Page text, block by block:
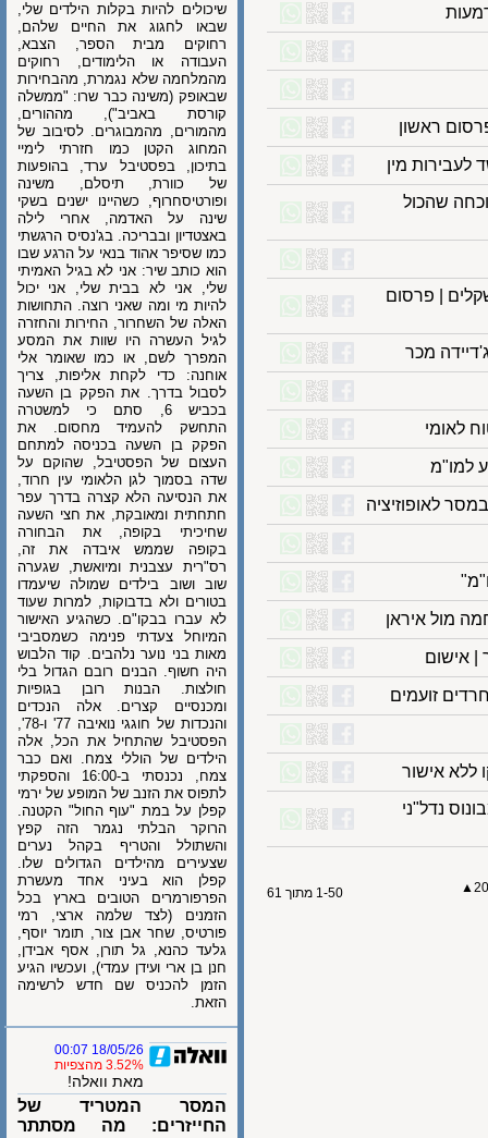
מין
שהכול
| פרסום
מכר
לאופוזיציה
מול איראן
זועמים
אישור
נדל"ני
1-50 מתוך 61
שיכולים להיות בקלות הילדים שלי,
שבאו לחגוג את החיים שלהם,
רחוקים מבית הספר, הצבא,
העבודה או הלימודים, רחוקים
מהמלחמה שלא נגמרת, מהבחירות
שבאופק (משינה כבר שרו: "ממשלה
קורסת באביב"), מההורים,
מהמורים, מהמבוגרים. לסיבוב של
המחוג הקטן כמו חזרתי לימיי
בתיכון, בפסטיבל ערד, בהופעות
של כוורת, תיסלם, משינה
ופורטיסחרוף, כשהיינו ישנים בשקי
שינה על האדמה, אחרי לילה
באצטדיון ובבריכה. בג'נסיס הרגשתי
כמו שסיפר אהוד בנאי על הרגע שבו
הוא כותב שיר: אני לא בגיל האמיתי
שלי, אני לא בבית שלי, אני יכול
להיות מי ומה שאני רוצה. התחושות
האלה של השחרור, החירות והחזרה
לגיל העשרה היו שוות את המסע
המפרך לשם, או כמו שאומר אלי
אוחנה: כדי לקחת אליפות, צריך
לסבול בדרך. את הפקק בן השעה
בכביש 6, סתם כי למשטרה
התחשק להעמיד מחסום. את
הפקק בן השעה בכניסה למתחם
העצום של הפסטיבל, שהוקם על
שדה בסמוך לגן הלאומי עין חרוד,
את הנסיעה הלא קצרה בדרך עפר
חתחתית ומאובקת, את חצי השעה
שחיכיתי בקופה, את הבחורה
בקופה שממש איבדה את זה,
רס"רית עצבנית ומיואשת, שגערה
שוב ושוב בילדים שמולה שיעמדו
בטורים ולא בדבוקות, למרות שעוד
לא עברו בבקו"ם. כשהגיע האישור
המיוחל צעדתי פנימה כשמסביבי
מאות בני נוער נלהבים. קוד הלבוש
היה חשוף. הבנים רובם הגדול בלי
חולצות. הבנות רובן בגופיות
ומכנסיים קצרים. אלה הנכדים
והנכדות של חוגגי נואיבה 77' ו-78',
הפסטיבל שהתחיל את הכל, אלה
הילדים של הוללי צמח. ואם כבר
צמח, נכנסתי ב-16:00 והספקתי
לתפוס את הזנב של המופע של ירמי
קפלן על במת "עוף החול" הקטנה.
הרוקר הבלתי נגמר הזה קפץ
והשתולל והטריף בקהל נערים
שצעירים מהילדים הגדולים שלו.
קפלן הוא בעיני אחד מעשרת
הפרפורמרים הטובים בארץ בכל
הזמנים (לצד שלמה ארצי, רמי
פורטיס, שחר אבן צור, תומר יוסף,
גלעד כהנא, גל תורן, אסף אבידן,
חנן בן ארי ועידן עמדי), ועכשיו הגיע
הזמן להכניס שם חדש לרשימה
הזאת.
18/05/26 00:07
3.52% מהצפיות
מאת וואלה!
המסר המטריד של
החייזרים: מה מסתתר